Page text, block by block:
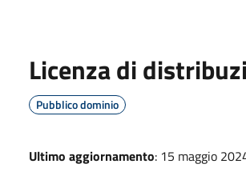
Licenza di
Pubblico dominio
Ultimo aggiornamento: 15 maggio